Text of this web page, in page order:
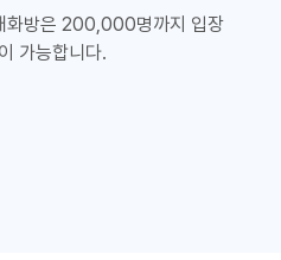
화방은 200,000명까지 입장
이 가능합니다.